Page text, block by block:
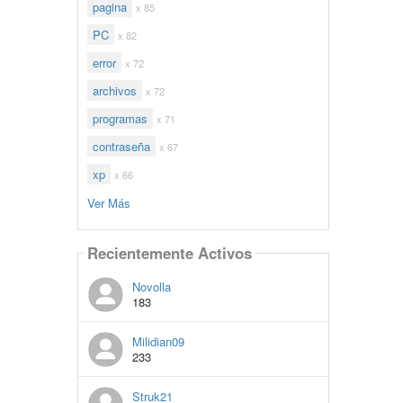
pagina x 85
PC x 82
error x 72
archivos x 72
programas x 71
contraseña x 67
xp x 66
Ver Más
Recientemente Activos
Novolla
183
Milidian09
233
Struk21